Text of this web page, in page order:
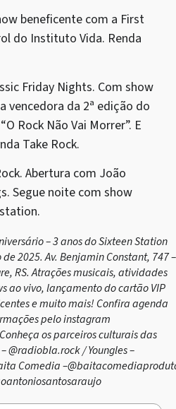
beneficente com a First
do Instituto Vida. Renda
Friday Nights. Com show
vencedora da 2ª edição do
Rock Não Vai Morrer”. E
Take Rock.
Abertura com João
Segue noite com show
– 3 anos do Sixteen Station
2025. Av. Benjamin Constant, 747 –
RS. Atrações musicais, atividades
ao vivo, lançamento do cartão VIP
e muito mais! Confira agenda
pelo instagram
os parceiros culturais das
@radiobla.rock / Youngles –
Comedia